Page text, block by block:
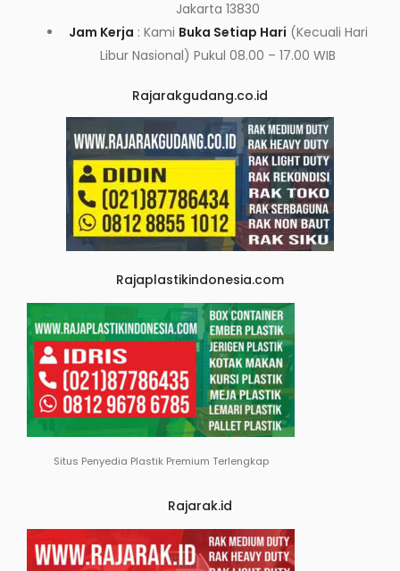
Jakarta 13830
Jam Kerja : Kami Buka Setiap Hari (Kecuali Hari
Libur Nasional) Pukul 08.00 – 17.00 WIB
Rajarakgudang.co.id
Rajaplastikindonesia.com
Situs Penyedia Plastik Premium Terlengkap
Rajarak.id